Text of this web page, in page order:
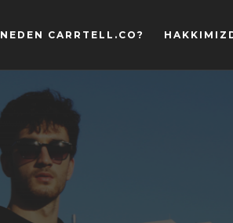
NEDEN CARRTELL.CO?